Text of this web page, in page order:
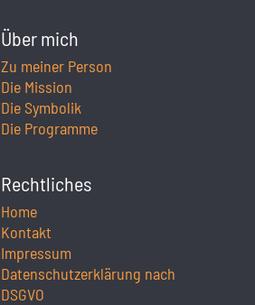
Über mich
Zu meiner Person
Die Mission
Die Symbolik
Die Programme
Rechtliches
Home
Kontakt
Impressum
Datenschutzerklärung nach
DSGVO